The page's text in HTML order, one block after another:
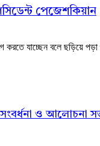
পেজেশকিয়ান
যাচ্ছেন বলে ছড়িয়ে
ও আলোচনা